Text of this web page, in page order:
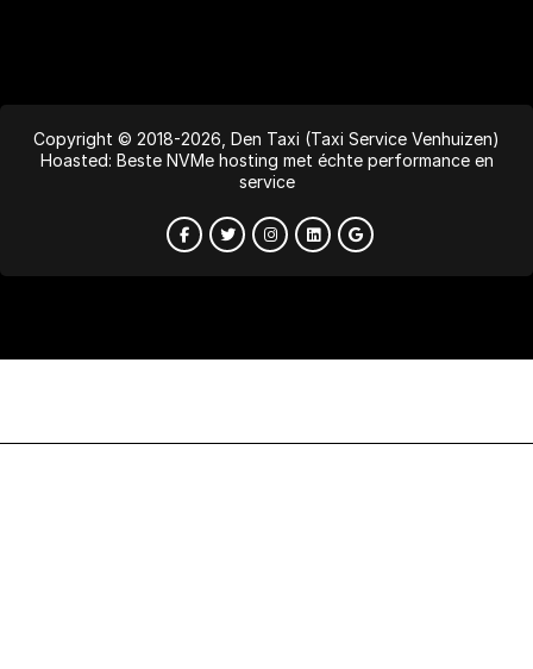
Copyright © 2018-2026, Den Taxi (Taxi Service Venhuizen)
Hoasted: Beste NVMe hosting met échte performance en
service